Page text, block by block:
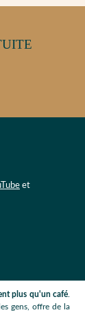
et
plus qu'un café.
gens, offre de la